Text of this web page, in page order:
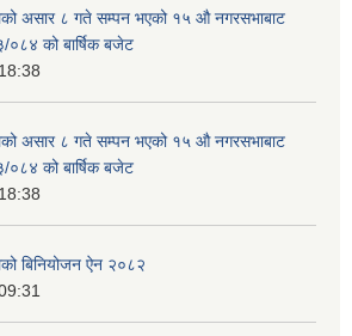
असार ८ गते सम्पन भएको १५ ‍‍‍औ नगरसभाबाट
०८४ को बार्षिक बजेट
असार ८ गते सम्पन भएको १५ ‍‍‍औ नगरसभाबाट
०८४ को बार्षिक बजेट
बिनियोजन ऐन २०८२